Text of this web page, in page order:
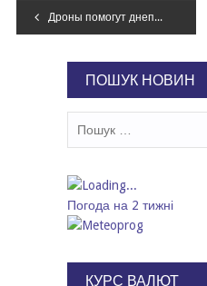
Навігація
Дроны помогут днепропетровским полицейским искать коноплю
ПОШУК НОВИН
Погода на 2 тижні
КУРС ВАЛЮТ